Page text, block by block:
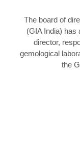
The board of
(GIA India) has
director,
gemological
the